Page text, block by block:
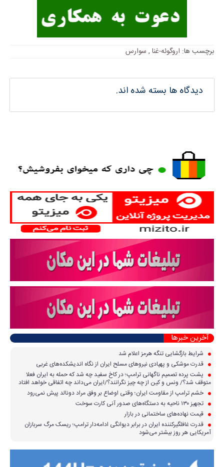
برچسب ها: اروگوئه-غنا , سوارس
دیدگاه ها بسته شده اند.
آخرین خبرها
شرایط بازگشایی تنگه هرمز اعلام شد
قدرت موشکی و پهپادی نیرو‌های مسلح ایران از نگاه اندیشکده‌های غربی
پشت پرده تصمیم ناگهانی ترامپ؛ در کاخ سفید چه شد که حمله به ایران فعلا
متوقف شد؟/ ونس و کین از چه چیز نگرانند؟/ایران می‌داند چه اتفاقی خواهد افتاد
خشم ترامپ از مقاومت ایران؛ وقتی اوضاع بر وفق مراد دونالد پیش نمی‌رود
تجهیز ۱۳۰ ناحیه به دستگاه‌های صدور آنی کارت سوخت
قیمت نهاده‌های ساختمانی در بازار
قدرت غافلگیرکننده ایران در برابر دیوانگی ادامه‌دار ترامپ؛ ریسک مرگ سربازان
آمریکایی هر روز بیشتر می‌شود